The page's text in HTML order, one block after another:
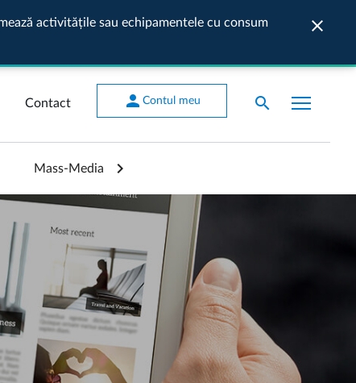
activitățile sau echipamentele cu consum
close
Contact person Contul meu search
Mass-Media